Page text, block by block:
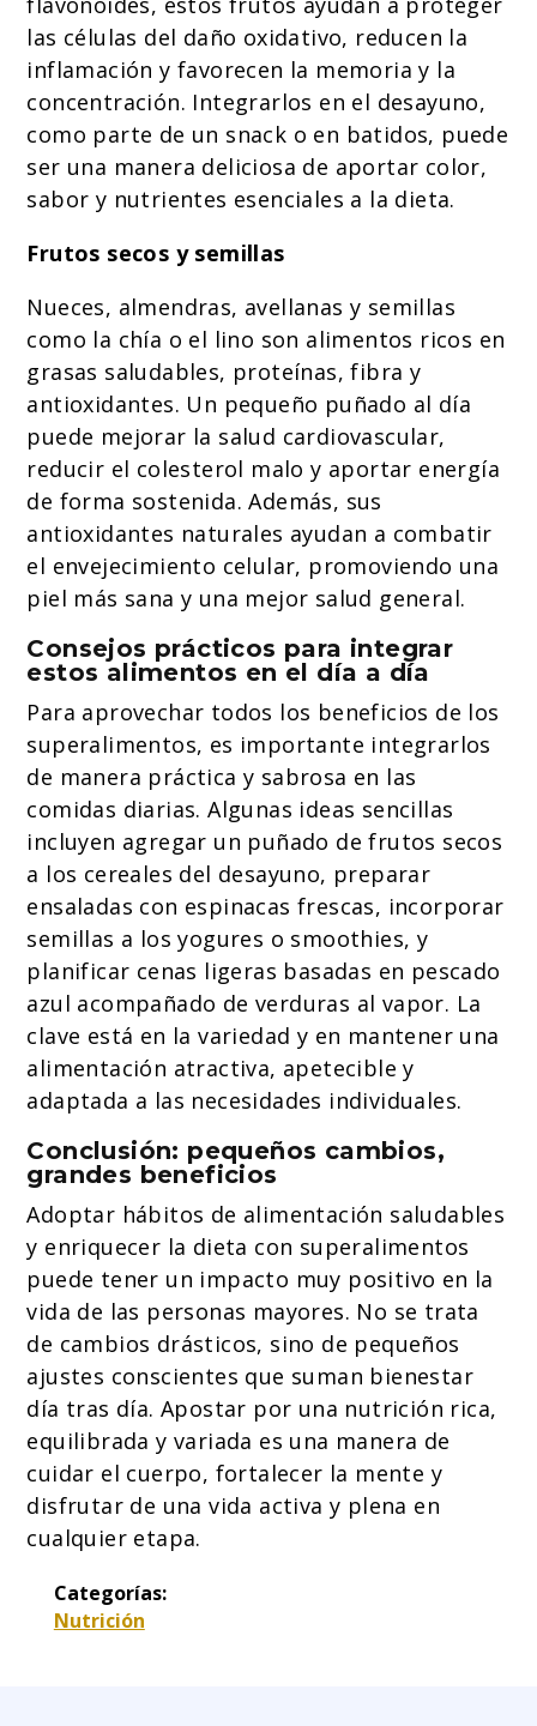
las células del daño oxidativo, reducen la
inflamación y favorecen la memoria y la
concentración. Integrarlos en el desayuno,
como parte de un snack o en batidos, puede
ser una manera deliciosa de aportar color,
sabor y nutrientes esenciales a la dieta.
Frutos secos y semillas
Nueces, almendras, avellanas y semillas
como la chía o el lino son alimentos ricos en
grasas saludables, proteínas, fibra y
antioxidantes. Un pequeño puñado al día
puede mejorar la salud cardiovascular,
reducir el colesterol malo y aportar energía
de forma sostenida. Además, sus
antioxidantes naturales ayudan a combatir
el envejecimiento celular, promoviendo una
piel más sana y una mejor salud general.
Consejos prácticos para integrar
estos alimentos en el día a día
Para aprovechar todos los beneficios de los
superalimentos, es importante integrarlos
de manera práctica y sabrosa en las
comidas diarias. Algunas ideas sencillas
incluyen agregar un puñado de frutos secos
a los cereales del desayuno, preparar
ensaladas con espinacas frescas, incorporar
semillas a los yogures o smoothies, y
planificar cenas ligeras basadas en pescado
azul acompañado de verduras al vapor. La
clave está en la variedad y en mantener una
alimentación atractiva, apetecible y
adaptada a las necesidades individuales.
Conclusión: pequeños cambios,
grandes beneficios
Adoptar hábitos de alimentación saludables
y enriquecer la dieta con superalimentos
puede tener un impacto muy positivo en la
vida de las personas mayores. No se trata
de cambios drásticos, sino de pequeños
ajustes conscientes que suman bienestar
día tras día. Apostar por una nutrición rica,
equilibrada y variada es una manera de
cuidar el cuerpo, fortalecer la mente y
disfrutar de una vida activa y plena en
cualquier etapa.
Categorías:
Nutrición